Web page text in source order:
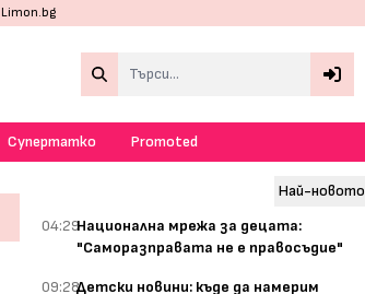
Limon.bg
Супертатко Promoted
Най-новото
04:29Национална мрежа за децата:
"Саморазправата не е правосъдие"
09:28Детски новини: къде да намерим